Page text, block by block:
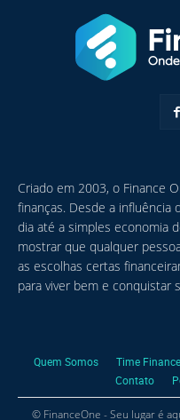
Criado em 2003, o Finance
finanças. Desde a influência
dia até a simples economia
mostrar que qualquer
as escolhas certas
para viver bem e conquistar
Quem Somos Time
Contato
© FinanceOne - Seu lugar é